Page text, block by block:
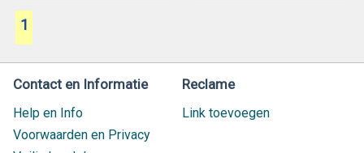
1
Contact en Informatie
Help en Info
Voorwaarden en Privacy
Reclame
Link toevoegen